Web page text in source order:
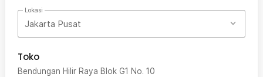
Lokasi
Jakarta Pusat
Toko
Bendungan Hilir Raya Blok G1 No. 10